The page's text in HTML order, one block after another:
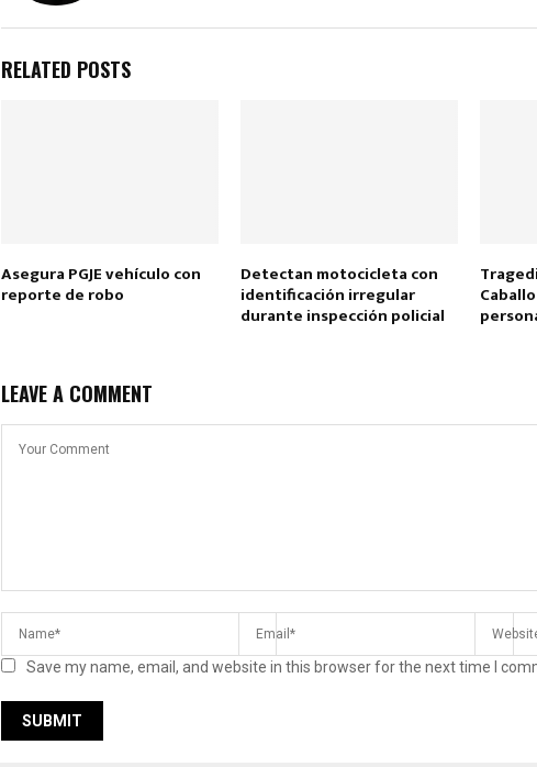
RELATED POSTS
Asegura PGJE vehículo con
reporte de robo
Detectan motocicleta con
identificación irregular
durante inspección policial
LEAVE A COMMENT
Save my name, email, and website in this browser for the next time I